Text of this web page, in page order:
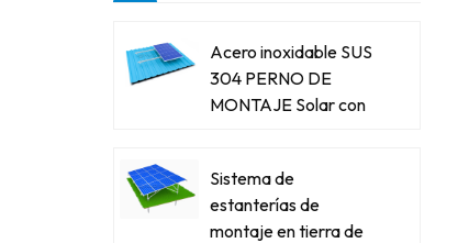
Acero inoxidable SUS
304 PERNO DE
MONTAJE Solar con
Sistema de
estanterías de
montaje en tierra de